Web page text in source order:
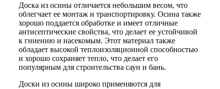
Доска из осины отличается небольшим весом, что
облегчает ее монтаж и транспортировку. Осина также
хорошо поддается обработке и имеет отличные
антисептические свойства, что делает ее устойчивой
к гниению и насекомым. Этот материал также
обладает высокой теплоизоляционной способностью
и хорошо сохраняет тепло, что делает его
популярным для строительства саун и бань.
Доски из осины широко применяются для